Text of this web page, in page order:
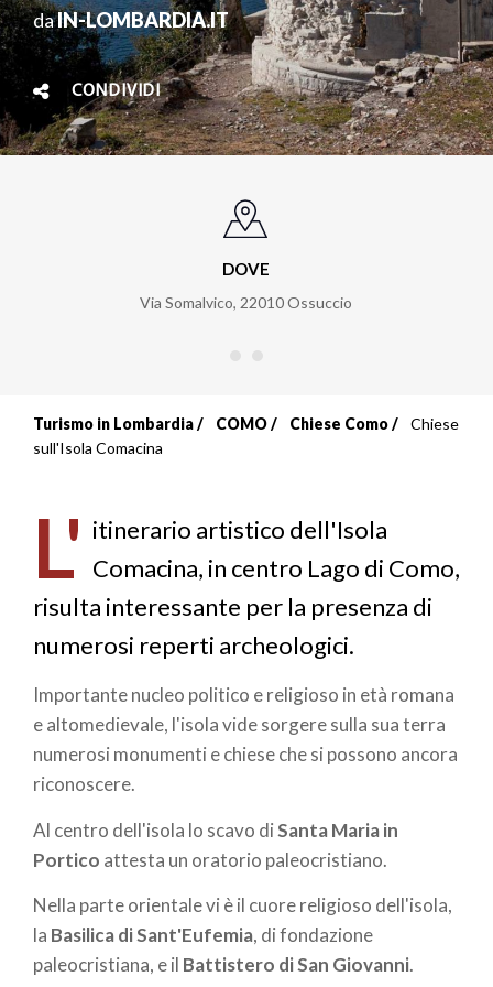
daIN-LOMBARDIA.IT
CONDIVIDI
DOVE
Via Somalvico, 22010Ossuccio
Briciole
pane
Turismo in Lombardia COMO Chiese Como
Chiese
sull'Isola Comacina
L' itinerario artistico dell'Isola
Comacina, in centro Lago di Como,
risulta interessante per la presenza di
numerosi reperti archeologici.
Importante nucleo politico e religioso in età romana
e altomedievale, l'isola vide sorgere sulla sua terra
numerosi monumenti e chiese che si possono ancora
riconoscere.
Al centro dell'isola lo scavo diSanta Maria in
Portico attesta un oratorio paleocristiano.
Nella parte orientale vi è il cuore religioso dell'isola,
la Basilica di Sant'Eufemia, di fondazione
paleocristiana, e il Battistero di San Giovanni.